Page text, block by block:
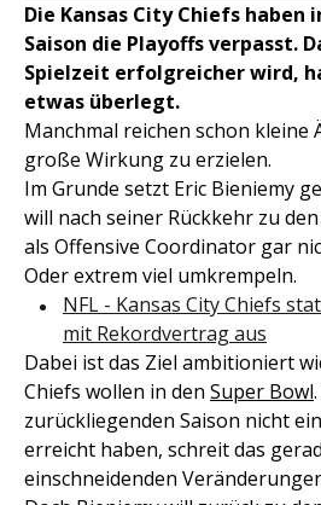
Die Kansas City Chiefs haben
Saison die Playoffs verpasst.
Spielzeit erfolgreicher wird,
etwas überlegt.
Manchmal reichen schon kleine
große Wirkung zu erzielen.
Im Grunde setzt Eric Bieniemy
will nach seiner Rückkehr zu den
als Offensive Coordinator gar
Oder extrem viel umkrempeln.
NFL - Kansas City Chiefs
mit Rekordvertrag aus
Dabei ist das Ziel ambitioniert
Chiefs wollen in den Super Bowl
zurückliegenden Saison nicht
erreicht haben, schreit das
einschneidenden